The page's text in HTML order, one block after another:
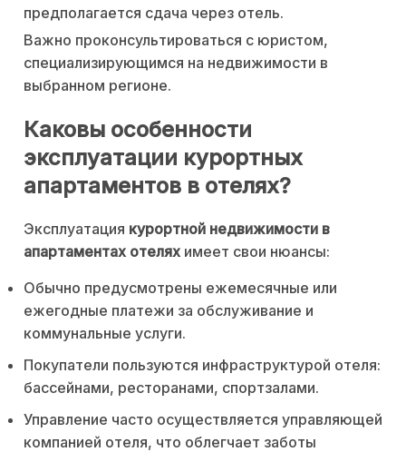
предполагается сдача через отель.
Важно проконсультироваться с юристом,
специализирующимся на недвижимости в
выбранном регионе.
Каковы особенности
эксплуатации курортных
апартаментов в отелях?
Эксплуатация курортной недвижимости в
апартаментах отелях имеет свои нюансы:
Обычно предусмотрены ежемесячные или
ежегодные платежи за обслуживание и
коммунальные услуги.
Покупатели пользуются инфраструктурой отеля:
бассейнами, ресторанами, спортзалами.
Управление часто осуществляется управляющей
компанией отеля, что облегчает заботы